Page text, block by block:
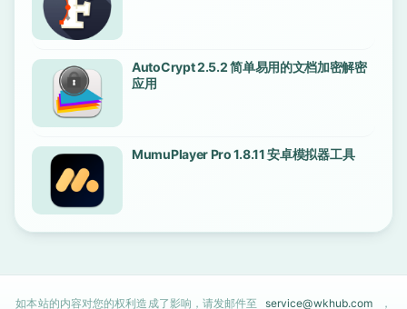
AutoCrypt 2.5.2 简单易用的文档加密解密
应用
MumuPlayer Pro 1.8.11 安卓模拟器工具
如本站的内容对您的权利造成了影响，请发邮件至 service@wkhub.com ，